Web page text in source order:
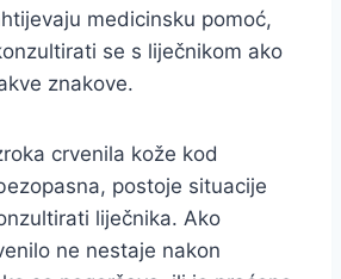
medicinsku pomoć,
se s liječnikom ako
znakove.
crvenila kože kod
postoje situacije
liječnika. Ako
ne nestaje nakon